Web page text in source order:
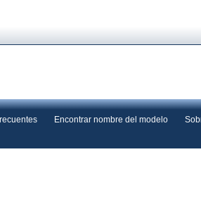
Encontrar nombre del modelo